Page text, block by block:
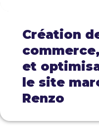
Création
et
le site
Renzo